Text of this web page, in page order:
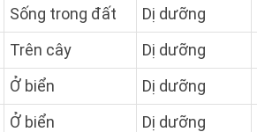
Sống trong đất Dị dưỡng
Trên cây Dị dưỡng
Ở biển Dị dưỡng
Ở biển Dị dưỡng